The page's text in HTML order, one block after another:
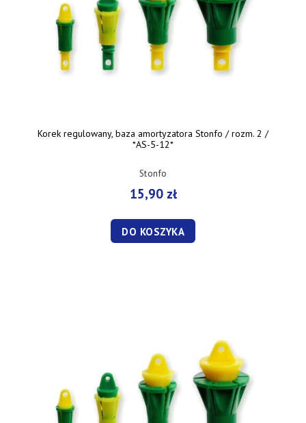
Korek regulowany, baza amortyzatora Stonfo / rozm. 2 /
*AS-5-12*
Stonfo
15,90 zł
DO KOSZYKA